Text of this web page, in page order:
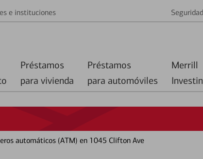
e instituciones Seguridad
Préstamos
para vivienda
Préstamos
para automóviles
Merrill
automáticos (ATM) en 1045 Clifton Ave